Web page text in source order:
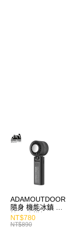
ADAMOUTDOOR
隨身 機能冰鎮 手
持風扇 掛繩
NT$780
NT$890